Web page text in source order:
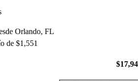
Orlando, FL
de $1,551